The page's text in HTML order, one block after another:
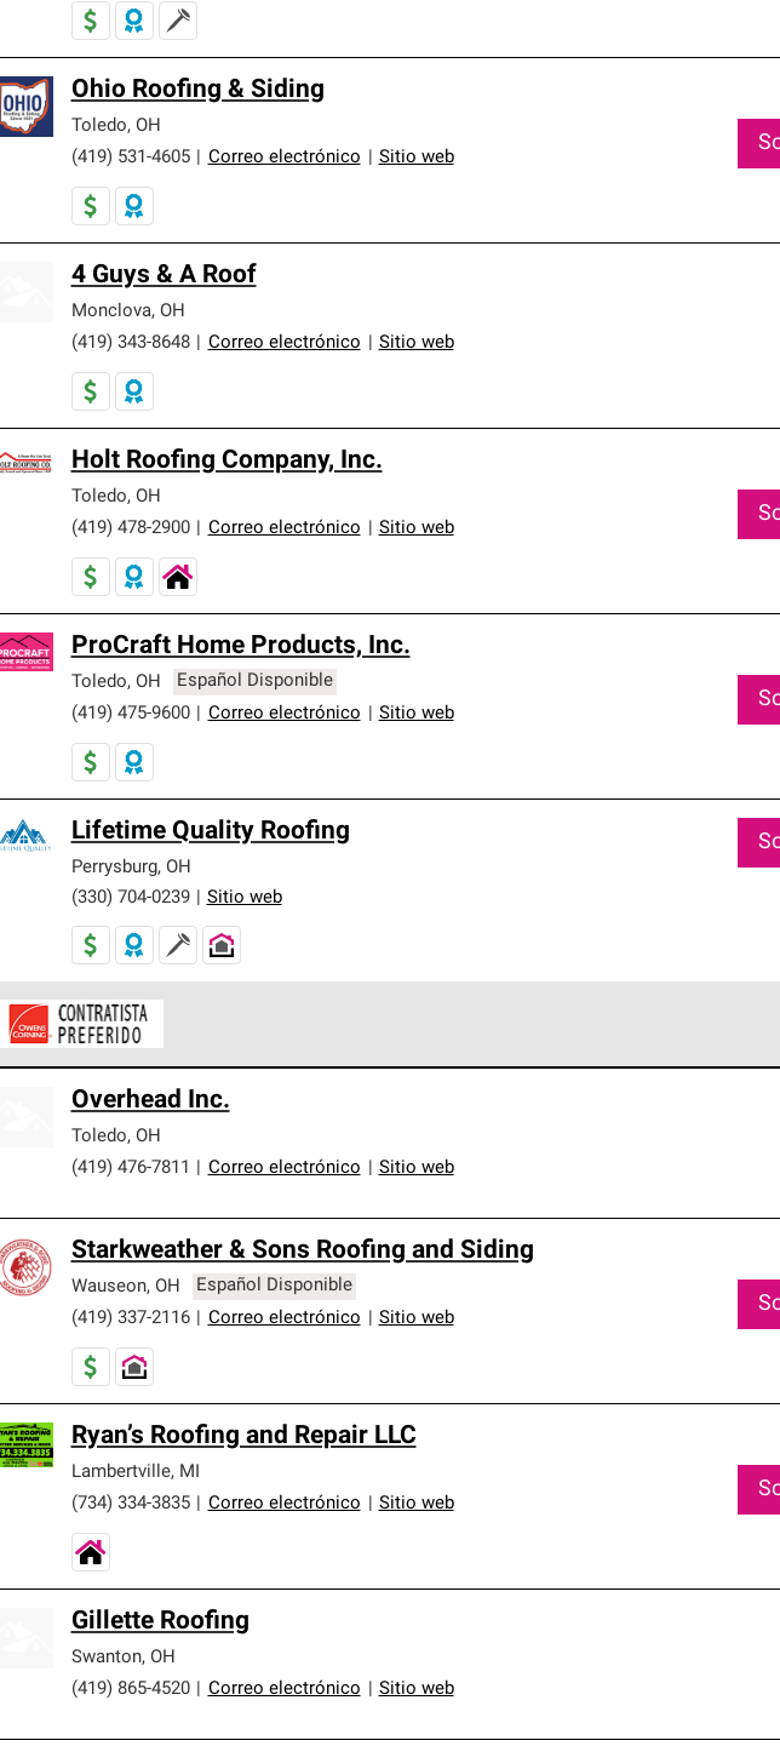
Ohio Roofing & Siding
Toledo, OH
(419) 531-4605
Correo electrónico Sitio web
4 Guys & A Roof
Monclova, OH
(419) 343-8648
Correo electrónico Sitio web
Holt Roofing Company, Inc.
Toledo, OH
(419) 478-2900
Correo electrónico Sitio web
ProCraft Home Products, Inc.
Toledo, OH
Español Disponible
(419) 475-9600
Correo electrónico Sitio web
Lifetime Quality Roofing
Perrysburg, OH
(330) 704-0239
Sitio web
cumplen con altos estándares y requisitos estrictos de profesionalismo y confiabilidad.
Overhead Inc.
Toledo, OH
(419) 476-7811
Correo electrónico Sitio web
Starkweather & Sons Roofing and Siding
Wauseon, OH
Español Disponible
(419) 337-2116
Correo electrónico Sitio web
Ryan’s Roofing and Repair LLC
Lambertville, MI
(734) 334-3835
Correo electrónico Sitio web
Gillette Roofing
Swanton, OH
(419) 865-4520
Correo electrónico Sitio web